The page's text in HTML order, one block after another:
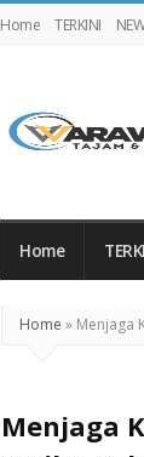
Home TERKINI
Home
Home » Menjaga
Menjaga